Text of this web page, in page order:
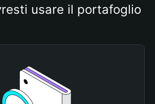
usare il portafoglio